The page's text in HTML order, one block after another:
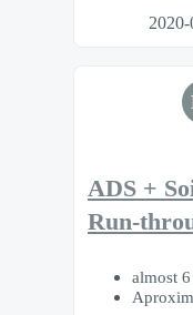
ADS +
Run-
almost